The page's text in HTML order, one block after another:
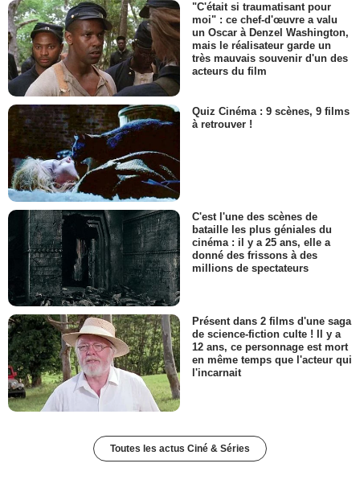
"C'était si traumatisant pour
moi" : ce chef-d'œuvre a valu
un Oscar à Denzel Washington,
mais le réalisateur garde un
très mauvais souvenir d'un des
acteurs du film
Quiz Cinéma : 9 scènes, 9 films
à retrouver !
C'est l'une des scènes de
bataille les plus géniales du
cinéma : il y a 25 ans, elle a
donné des frissons à des
millions de spectateurs
Présent dans 2 films d'une saga
de science-fiction culte ! Il y a
12 ans, ce personnage est mort
en même temps que l'acteur qui
l'incarnait
Toutes les actus Ciné & Séries